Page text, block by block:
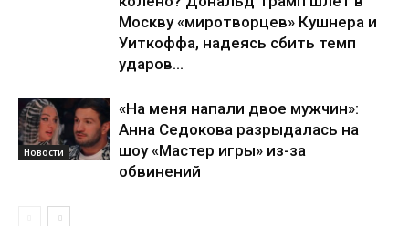
Москву «миротворцев» Кушнера и
Уиткоффа, надеясь сбить темп
ударов...
Новости
«На меня напали двое мужчин»:
Анна Седокова разрыдалась на
шоу «Мастер игры» из-за
обвинений